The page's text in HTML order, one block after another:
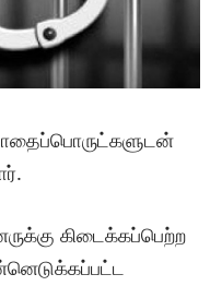
கிடைக்கப்பெற்ற